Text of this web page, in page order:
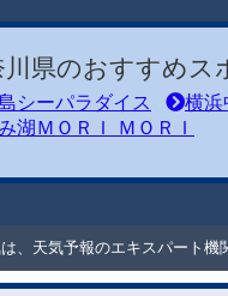
川県のおすすめス
シーパラダイス 横浜
湖ＭＯＲＩ ＭＯＲＩ
、天気予報のエキスパート機